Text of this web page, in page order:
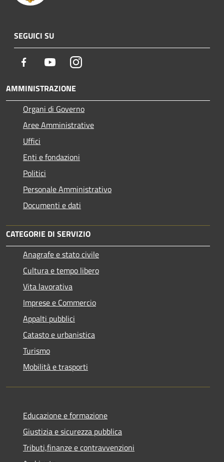
SEGUICI SU
Facebook YoutubeInstagram
AMMINISTRAZIONE
Organi di Governo
Aree Amministrative
Uffici
Enti e fondazioni
Politici
Personale Amministrativo
Documenti e dati
CATEGORIE DI SERVIZIO
Anagrafe e stato civile
Cultura e tempo libero
Vita lavorativa
Imprese e Commercio
Appalti pubblici
Catasto e urbanistica
Turismo
Mobilità e trasporti
Educazione e formazione
Giustizia e sicurezza pubblica
Tributi,finanze e contravvenzioni